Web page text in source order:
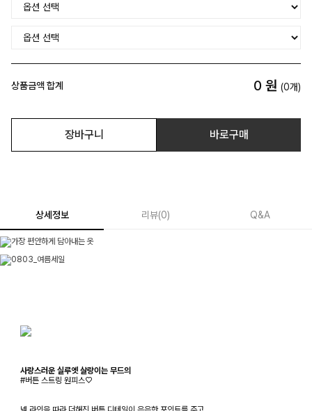
상품금액 합계 0 원 (0개)
장바구니 바로구매
상세정보 리뷰(0) Q&A
사랑스러운 실루엣 살랑이는 무드의
#버튼 스트링 원피스♡